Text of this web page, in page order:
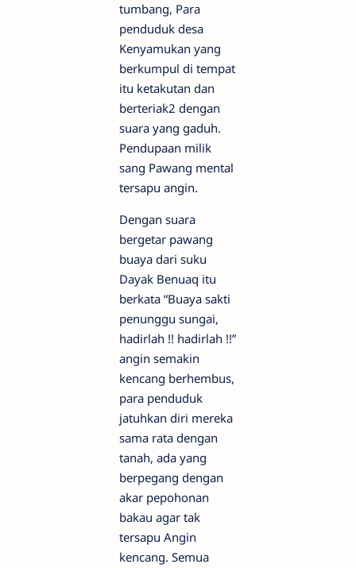
tumbang, Para
penduduk desa
Kenyamukan yang
berkumpul di tempat
itu ketakutan dan
berteriak2 dengan
suara yang gaduh.
Pendupaan milik
sang Pawang mental
tersapu angin.
Dengan suara
bergetar pawang
buaya dari suku
Dayak Benuaq itu
berkata “Buaya sakti
penunggu sungai,
hadirlah !! hadirlah !!”
angin semakin
kencang berhembus,
para penduduk
jatuhkan diri mereka
sama rata dengan
tanah, ada yang
berpegang dengan
akar pepohonan
bakau agar tak
tersapu Angin
kencang. Semua